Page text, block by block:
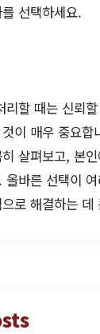
선택하세요.
리할 때는 신뢰
이 매우 중요합
살펴보고, 본
올바른 선택이
로 해결하는 데